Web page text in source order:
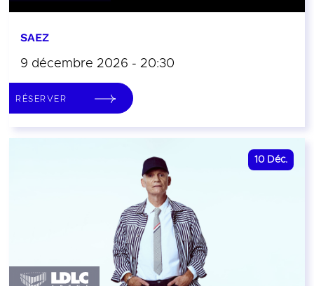
SAEZ
9 décembre 2026 - 20:30
RÉSERVER
10 Déc.